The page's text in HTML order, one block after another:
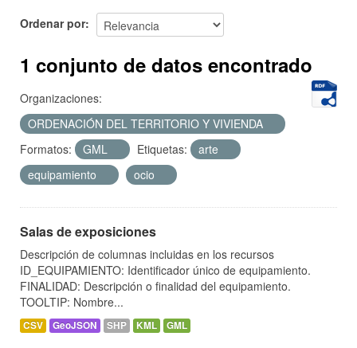
Acerca de
Ordenar por
1 conjunto de datos encontrado
Organizaciones:
ORDENACIÓN DEL TERRITORIO Y VIVIENDA
Formatos:
GML Etiquetas:
arte
equipamiento
ocio
Salas de exposiciones
Descripción de columnas incluidas en los recursos
ID_EQUIPAMIENTO: Identificador único de equipamiento.
FINALIDAD: Descripción o finalidad del equipamiento.
TOOLTIP: Nombre...
CSV GeoJSON SHP KML GML